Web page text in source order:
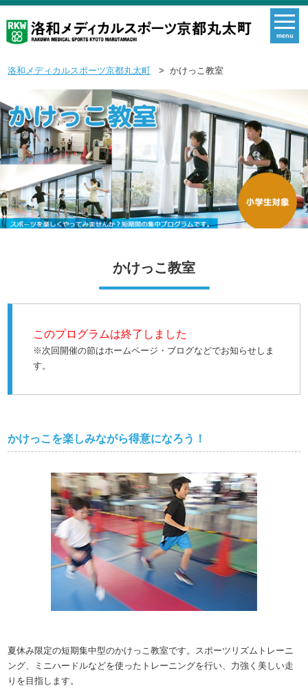
menu
洛和メディカルスポーツ京都丸太町 かけっこ教室
かけっこ教室
このプログラムは終了しました
※次回開催の節はホームページ・ブログなどでお知らせしま
す。
かけっこを楽しみながら得意になろう！
夏休み限定の短期集中型のかけっこ教室です。スポーツリズムトレーニ
ング、ミニハードルなどを使ったトレーニングを行い、力強く美しい走
りを目指します。